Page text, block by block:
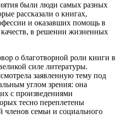
были люди самых разных
рассказали о книгах,
и оказавших помощь в
в решении жизненных
о благотворной роли книги в
силе литературы.
заявленную тему под
углом зрения: она
с произведениями
тесно переплетены
семьи и социального